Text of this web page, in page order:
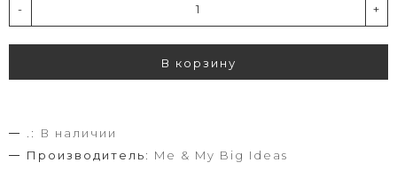
- +
В корзину
.:
В наличии
Производитель: Me & My Big Ideas